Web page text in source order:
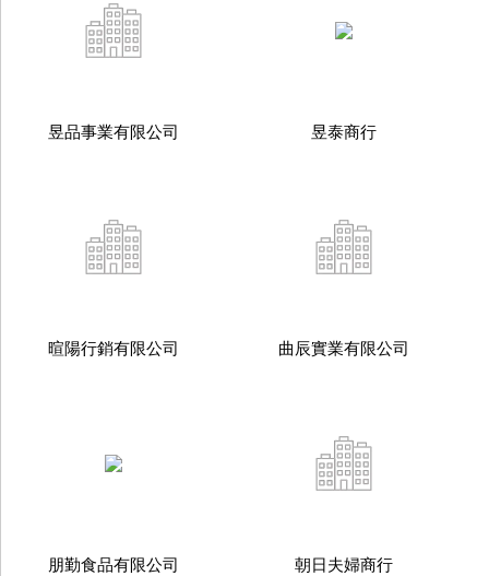
昱品事業有限公司 昱泰商行
暄陽行銷有限公司 曲辰實業有限公司
朋勤食品有限公司 朝日夫婦商行